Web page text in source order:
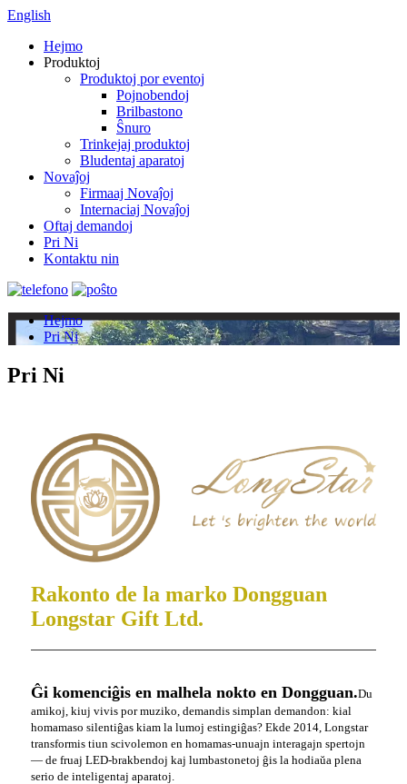
English
Hejmo
Produktoj
Produktoj por eventoj
Pojnobendoj
Brilbastono
Ŝnuro
Trinkejaj produktoj
Bludentaj aparatoj
Novaĵoj
Firmaaj Novaĵoj
Internaciaj Novaĵoj
Oftaj demandoj
Pri Ni
Kontaktu nin
Hejmo
Pri Ni
Pri Ni
Rakonto de la marko Dongguan
Longstar Gift Ltd.
Ĝi komenciĝis en malhela nokto en Dongguan.Du
amikoj, kiuj vivis por muziko, demandis simplan demandon: kial
homamaso silentiĝas kiam la lumoj estingiĝas? Ekde 2014, Longstar
transformis tiun scivolemon en homamas-unuajn interagajn spertojn
— de fruaj LED-brakbendoj kaj lumbastonetoj ĝis la hodiaŭa plena
serio de inteligentaj aparatoj.